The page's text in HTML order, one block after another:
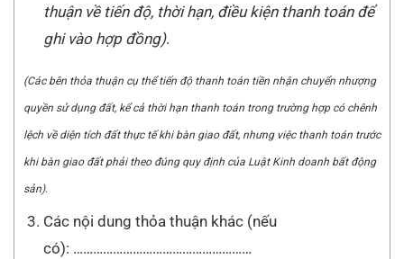
thuận về tiến độ, thời hạn, điều kiện thanh toán để
ghi vào hợp đồng).
(Các bên thỏa thuận cụ thể tiến độ thanh toán tiền nhận chuyển nhượng
quyền sử dụng đất, kểcả thời hạn thanh toán trong trường hợp có chênh
lệch về diện tích đất thực tế khi bàn giao đất, nhưng việc thanh toán trước
khi bàn giao đất phải theo đúng quy định của Luật Kinh doanh bất động
sản).
Các nội dung thỏa thuận khác (nếu
có): ………………………………………………